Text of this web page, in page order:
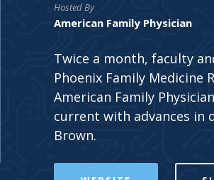
Hosted By
American Family Physician
Twice a month, faculty
Phoenix Family Medicine
American Family
current with advances in
Brown.